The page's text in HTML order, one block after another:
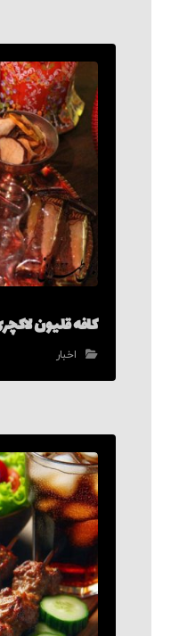
کافه قلیون
اخبار